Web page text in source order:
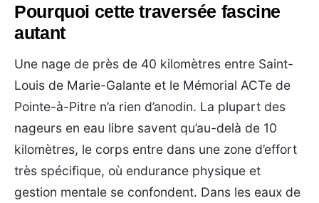
Pourquoi cette traversée fascine
autant
Une nage de près de 40 kilomètres entre Saint-
Louis de Marie-Galante et le Mémorial ACTe de
Pointe-à-Pitre n’a rien d’anodin. La plupart des
nageurs en eau libre savent qu’au-delà de 10
kilomètres, le corps entre dans une zone d’effort
très spécifique, où endurance physique et
gestion mentale se confondent. Dans les eaux de